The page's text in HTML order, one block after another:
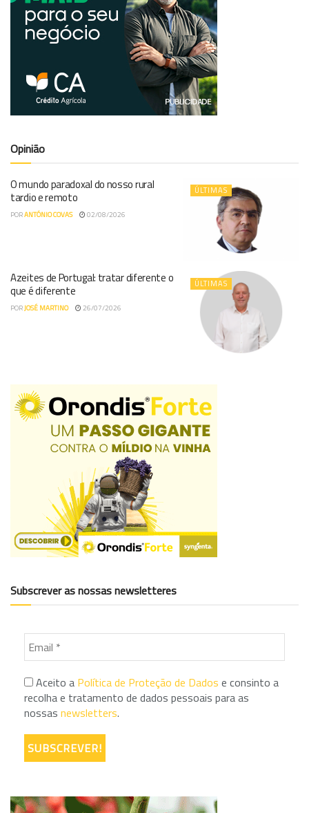
Opinião
ÚLTIMAS
O mundo paradoxal do nosso rural
tardio e remoto
PORANTÓNIO COVAS 02/08/2026
ÚLTIMAS
Azeites de Portugal: tratar diferente o
que é diferente
PORJOSÉ MARTINO 26/07/2026
Subscrever as nossas newsletteres
Aceito a Política de Proteção de Dados e consinto a
recolha e tratamento de dados pessoais para as
nossas newsletters.